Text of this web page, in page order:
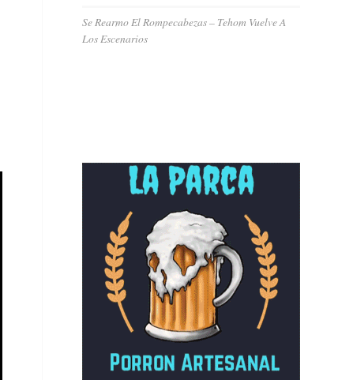
Se Rearmo El Rompecabezas – Tehom Vuelve A
Los Escenarios